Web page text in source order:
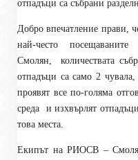
отпадъци са събрани
Добро впечатление прави,
най-често
Смолян,
количествата
отпадъци са само 2 чувала,
проявят все по-голяма
среда
и изхвърлят
това места.
Екипът на РИОСВ –